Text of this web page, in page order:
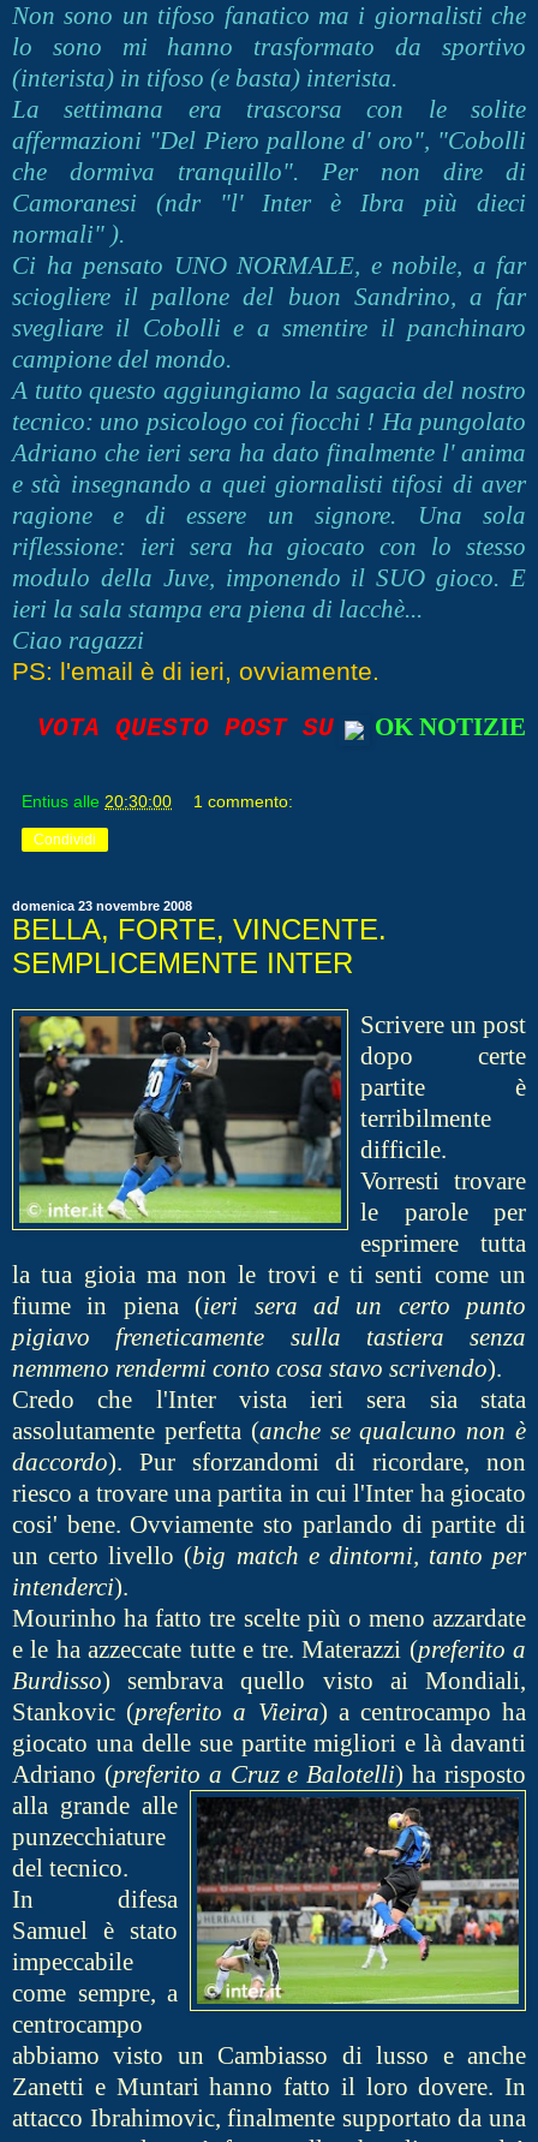
Non sono un tifoso fanatico ma i giornalisti che
lo sono mi hanno trasformato da sportivo
(interista) in tifoso (e basta) interista.
La settimana era trascorsa con le solite
affermazioni "Del Piero pallone d' oro", "Cobolli
che dormiva tranquillo". Per non dire di
Camoranesi (ndr "l' Inter è Ibra più dieci
normali" ).
Ci ha pensato UNO NORMALE, e nobile, a far
sciogliere il pallone del buon Sandrino, a far
svegliare il Cobolli e a smentire il panchinaro
campione del mondo.
A tutto questo aggiungiamo la sagacia del nostro
tecnico: uno psicologo coi fiocchi ! Ha pungolato
Adriano che ieri sera ha dato finalmente l' anima
e stà insegnando a quei giornalisti tifosi di aver
ragione e di essere un signore. Una sola
riflessione: ieri sera ha giocato con lo stesso
modulo della Juve, imponendo il SUO gioco. E
ieri la sala stampa era piena di lacchè...
Ciao ragazzi
PS: l'email è di ieri, ovviamente.
VOTA QUESTO POST SU OK NOTIZIE
Entius alle 20:30:00 1 commento:
Condividi
domenica 23 novembre 2008
BELLA, FORTE, VINCENTE.
SEMPLICEMENTE INTER
Scrivere un post
dopo certe
partite è
terribilmente
difficile.
Vorresti trovare
le parole per
esprimere tutta
la tua gioia ma non le trovi e ti senti come un
fiume in piena (ieri sera ad un certo punto
pigiavo freneticamente sulla tastiera senza
nemmeno rendermi conto cosa stavo scrivendo).
Credo che l'Inter vista ieri sera sia stata
assolutamente perfetta (anche se qualcuno non è
daccordo). Pur sforzandomi di ricordare, non
riesco a trovare una partita in cui l'Inter ha giocato
cosi' bene. Ovviamente sto parlando di partite di
un certo livello (big match e dintorni, tanto per
intenderci).
Mourinho ha fatto tre scelte più o meno azzardate
e le ha azzeccate tutte e tre. Materazzi (preferito a
Burdisso) sembrava quello visto ai Mondiali,
Stankovic (preferito a Vieira) a centrocampo ha
giocato una delle sue partite migliori e là davanti
Adriano (preferito a Cruz e Balotelli) ha risposto
alla grande alle
punzecchiature
del tecnico.
In difesa
Samuel è stato
impeccabile
come sempre, a
centrocampo
abbiamo visto un Cambiasso di lusso e anche
Zanetti e Muntari hanno fatto il loro dovere. In
attacco Ibrahimovic, finalmente supportato da una